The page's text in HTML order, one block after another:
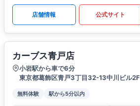
店舗情報 公式サイト
カーブス青戸店
小岩駅から車で6分
東京都葛飾区青戸3丁目32-13中川ビル2F
無料体験 駅から5分以内